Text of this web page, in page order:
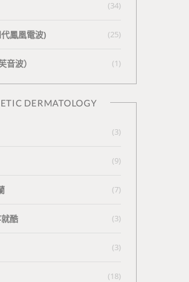
(34)
鳳凰電波) (25)
⾳波） (1)
DERMATOLOGY
(3)
(9)
(7)
酷 (3)
(3)
(18)